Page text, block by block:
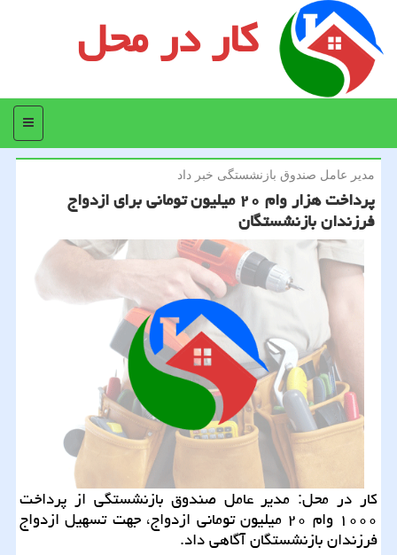
کار در محل
منو
مدیر عامل صندوق بازنشستگی خبر داد
پرداخت هزار وام ۲۰ میلیون تومانی برای ازدواج
فرزندان بازنشستگان
كار در محل: مدیر عامل صندوق بازنشستگی از پرداخت
۱۰۰۰ وام ۲۰ میلیون تومانی ازدواج، جهت تسهیل ازدواج
فرزندان بازنشستگان آگاهی داد.